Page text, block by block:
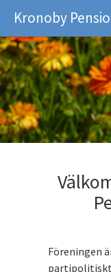
Kronoby
Föreningen
partipolitiskt